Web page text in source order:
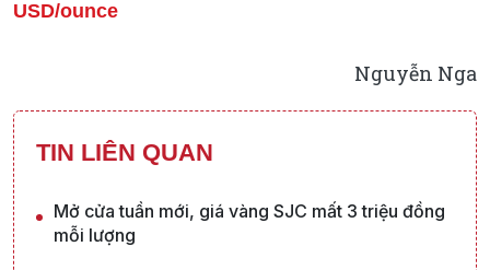
USD/ounce
Nguyễn Nga
TIN LIÊN QUAN
Mở cửa tuần mới, giá vàng SJC mất 3 triệu đồng
mỗi lượng